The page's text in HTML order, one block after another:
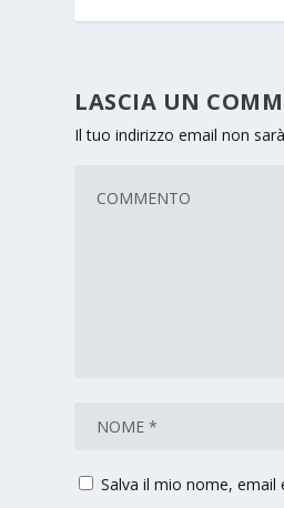
LASCIA UN
Il tuo indirizzo email non
Salva il mio nome,